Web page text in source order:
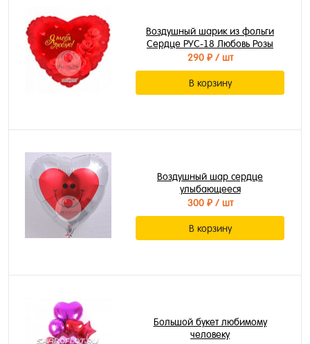
Воздушный шарик из фольги
Сердце РУС-18 Любовь Розы
290 ₽/ шт
В корзину
Воздушный шар сердце
улыбающееся
300 ₽/ шт
В корзину
Большой букет любимому
человеку